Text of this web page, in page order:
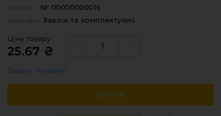
Про компанію
Доставка та оплата
Вакансії
Виробничі послуги
Крайка
Меблева фурнітура
№ 00000000015
Завіси та комплектуючі
Ціна товару
25.67 ₴
Задати питання?
Купити